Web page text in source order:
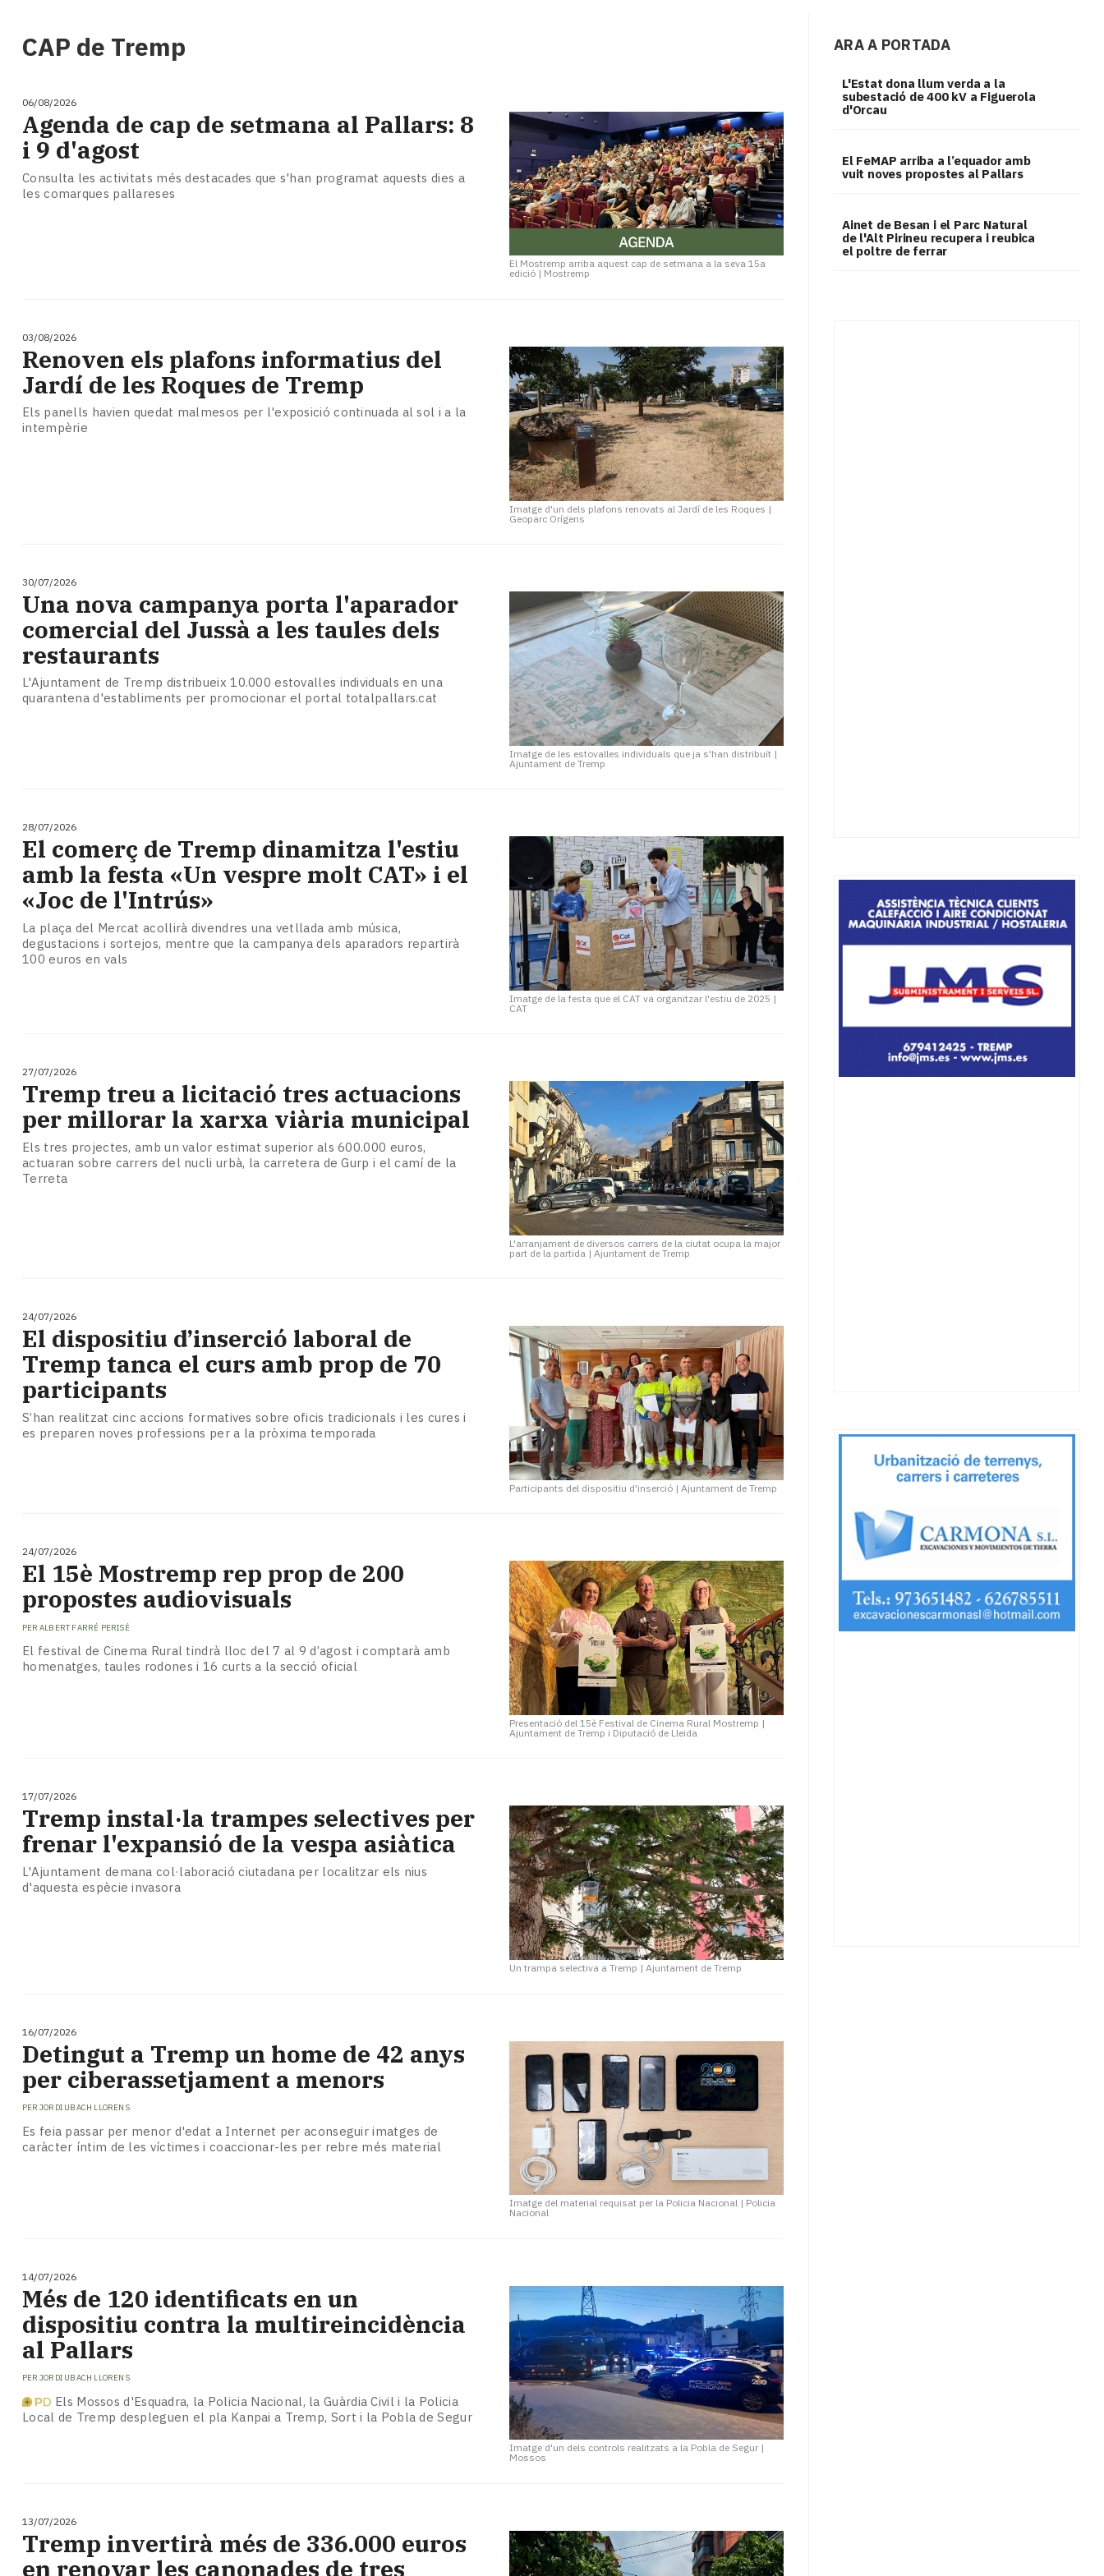
Cultura
tant!
TV
i
mitjans
El
temps
la
teva!
Subscriptors
La
newsletter
del
CAP de Tremp
06/08/2026
El Mostremp arriba aquest cap de setmana a la seva 15a
edició | Mostremp
Agenda de cap de setmana al Pallars: 8
i 9 d'agost
Consulta les activitats més destacades que s'han programat aquests dies a
les comarques pallareses
03/08/2026
Imatge d'un dels plafons renovats al Jardí de les Roques |
Geoparc Orígens
Renoven els plafons informatius del
Jardí de les Roques de Tremp
Els panells havien quedat malmesos per l'exposició continuada al sol i a la
intempèrie
30/07/2026
Imatge de les estovalles individuals que ja s'han distribuït |
Ajuntament de Tremp
Una nova campanya porta l'aparador
comercial del Jussà a les taules dels
restaurants
L'Ajuntament de Tremp distribueix 10.000 estovalles individuals en una
quarantena d'establiments per promocionar el portal totalpallars.cat
28/07/2026
Imatge de la festa que el CAT va organitzar l'estiu de 2025 |
CAT
El comerç de Tremp dinamitza l'estiu
amb la festa «Un vespre molt CAT» i el
«Joc de l'Intrús»
La plaça del Mercat acollirà divendres una vetllada amb música,
degustacions i sortejos, mentre que la campanya dels aparadors repartirà
100 euros en vals
27/07/2026
L'arranjament de diversos carrers de la ciutat ocupa la major
part de la partida | Ajuntament de Tremp
​Tremp treu a licitació tres actuacions
per millorar la xarxa viària municipal
Els tres projectes, amb un valor estimat superior als 600.000 euros,
actuaran sobre carrers del nucli urbà, la carretera de Gurp i el camí de la
Terreta
24/07/2026
Participants del dispositiu d'inserció | Ajuntament de Tremp
El dispositiu d’inserció laboral de
Tremp tanca el curs amb prop de 70
participants
S’han realitzat cinc accions formatives sobre oficis tradicionals i les cures i
es preparen noves professions per a la pròxima temporada
24/07/2026
Presentació del 15è Festival de Cinema Rural Mostremp |
Ajuntament de Tremp i Diputació de Lleida
El 15è Mostremp rep prop de 200
propostes audiovisuals
PER ALBERT FARRÉ PERISÉ
El festival de Cinema Rural tindrà lloc del 7 al 9 d’agost i comptarà amb
homenatges, taules rodones i 16 curts a la secció oficial
17/07/2026
Un trampa selectiva a Tremp |Ajuntament de Tremp
Tremp instal·la trampes selectives per
frenar l'expansió de la vespa asiàtica
L'Ajuntament demana col·laboració ciutadana per localitzar els nius
d'aquesta espècie invasora
16/07/2026
Imatge del material requisat per la Policia Nacional | Policia
Nacional
​Detingut a Tremp un home de 42 anys
per ciberassetjament a menors
PER JORDI UBACH LLORENS
Es feia passar per menor d'edat a Internet per aconseguir imatges de
caràcter íntim de les víctimes i coaccionar-les per rebre més material
14/07/2026
Imatge d'un dels controls realitzats a la Pobla de Segur |
Mossos
​Més de 120 identificats en un
dispositiu contra la multireincidència
al Pallars
PER JORDI UBACH LLORENS
Els Mossos d'Esquadra, la Policia Nacional, la Guàrdia Civil i la Policia
Local de Tremp despleguen el pla Kanpai a Tremp, Sort i la Pobla de Segur
13/07/2026
Tremp invertirà més de 336.000 euros
en renovar les canonades de tres
ARA A PORTADA
L'Estat dona llum verda a la
subestació de 400 kV a Figuerola
d'Orcau
El FeMAP arriba a l’equador amb
vuit noves propostes al Pallars
Ainet de Besan i el Parc Natural
de l'Alt Pirineu recupera i reubica
el poltre de ferrar